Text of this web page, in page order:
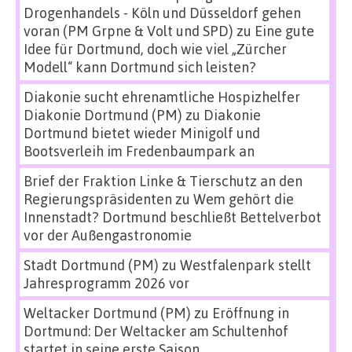
Drogenhandels - Köln und Düsseldorf gehen
voran (PM Grpne & Volt und SPD) zu Eine gute
Idee für Dortmund, doch wie viel „Zürcher
Modell“ kann Dortmund sich leisten?
Diakonie sucht ehrenamtliche Hospizhelfer
Diakonie Dortmund (PM) zu Diakonie
Dortmund bietet wieder Minigolf und
Bootsverleih im Fredenbaumpark an
Brief der Fraktion Linke & Tierschutz an den
Regierungspräsidenten zu Wem gehört die
Innenstadt? Dortmund beschließt Bettelverbot
vor der Außengastronomie
Stadt Dortmund (PM) zu Westfalenpark stellt
Jahresprogramm 2026 vor
Weltacker Dortmund (PM) zu Eröffnung in
Dortmund: Der Weltacker am Schultenhof